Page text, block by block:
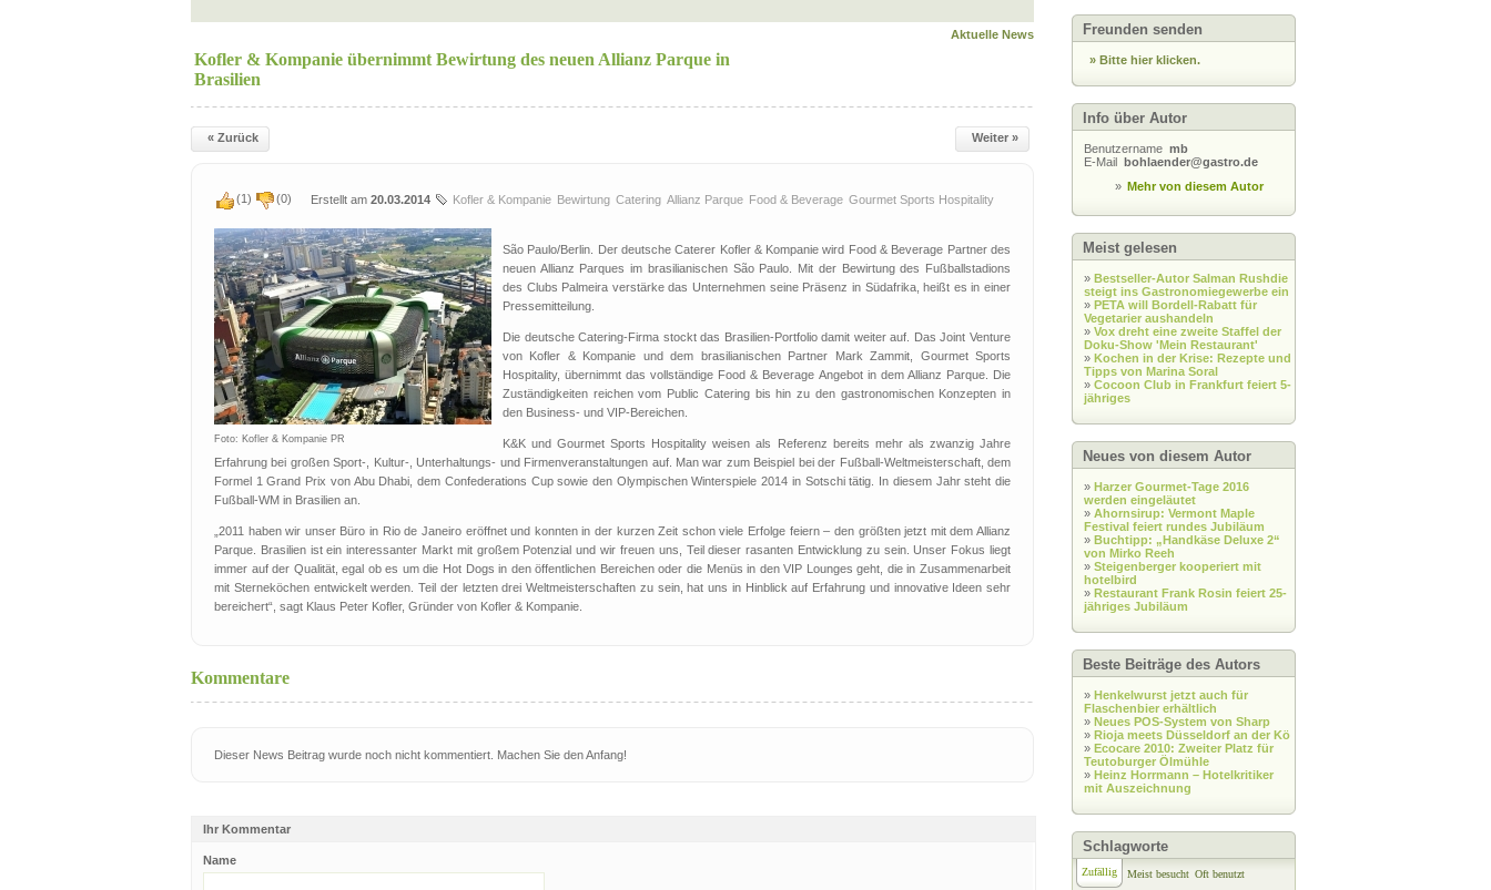
Aktuelle News
Kofler & Kompanie übernimmt Bewirtung des neuen Allianz Parque in
Brasilien
« Zurück Weiter »
(1) (0) Erstellt am 20.03.2014 Kofler & Kompanie Bewirtung Catering Allianz Parque Food & Beverage Gourmet Sports Hospitality
Foto: Kofler & Kompanie PR
São Paulo/Berlin. Der deutsche Caterer Kofler & Kompanie wird Food & Beverage Partner des
neuen Allianz Parques im brasilianischen São Paulo. Mit der Bewirtung des Fußballstadions
des Clubs Palmeira verstärke das Unternehmen seine Präsenz in Südafrika, heißt es in einer
Pressemitteilung.
Die deutsche Catering-Firma stockt das Brasilien-Portfolio damit weiter auf. Das Joint Venture
von Kofler & Kompanie und dem brasilianischen Partner Mark Zammit, Gourmet Sports
Hospitality, übernimmt das vollständige Food & Beverage Angebot in dem Allianz Parque. Die
Zuständigkeiten reichen vom Public Catering bis hin zu den gastronomischen Konzepten in
den Business- und VIP-Bereichen.
K&K und Gourmet Sports Hospitality weisen als Referenz bereits mehr als zwanzig Jahre
Erfahrung bei großen Sport-, Kultur-, Unterhaltungs- und Firmenveranstaltungen auf. Man war zum Beispiel bei der Fußball-Weltmeisterschaft, dem
Formel 1 Grand Prix von Abu Dhabi, dem Confederations Cup sowie den Olympischen Winterspiele 2014 in Sotschi tätig. In diesem Jahr steht die
Fußball-WM in Brasilien an.
„2011 haben wir unser Büro in Rio de Janeiro eröffnet und konnten in der kurzen Zeit schon viele Erfolge feiern – den größten jetzt mit dem Allianz
Parque. Brasilien ist ein interessanter Markt mit großem Potenzial und wir freuen uns, Teil dieser rasanten Entwicklung zu sein. Unser Fokus liegt
immer auf der Qualität, egal ob es um die Hot Dogs in den öffentlichen Bereichen oder die Menüs in den VIP Lounges geht, die in Zusammenarbeit
mit Sterneköchen entwickelt werden. Teil der letzten drei Weltmeisterschaften zu sein, hat uns in Hinblick auf Erfahrung und innovative Ideen sehr
bereichert“, sagt Klaus Peter Kofler, Gründer von Kofler & Kompanie.
Kommentare
Dieser News Beitrag wurde noch nicht kommentiert. Machen Sie den Anfang!
Ihr Kommentar
Name
Freunden senden
» Bitte hier klicken.
Info über Autor
Benutzername mb
E-Mail bohlaender@gastro.de
» Mehr von diesem Autor
Meist gelesen
» Bestseller-Autor Salman Rushdie
steigt ins Gastronomiegewerbe ein
» PETA will Bordell-Rabatt für
Vegetarier aushandeln
» Vox dreht eine zweite Staffel der
Doku-Show 'Mein Restaurant'
» Kochen in der Krise: Rezepte und
Tipps von Marina Soral
» Cocoon Club in Frankfurt feiert 5-
jähriges
Neues von diesem Autor
» Harzer Gourmet-Tage 2016
werden eingeläutet
» Ahornsirup: Vermont Maple
Festival feiert rundes Jubiläum
» Buchtipp: „Handkäse Deluxe 2“
von Mirko Reeh
» Steigenberger kooperiert mit
hotelbird
» Restaurant Frank Rosin feiert 25-
jähriges Jubiläum
Beste Beiträge des Autors
» Henkelwurst jetzt auch für
Flaschenbier erhältlich
» Neues POS-System von Sharp
» Rioja meets Düsseldorf an der Kö
» Ecocare 2010: Zweiter Platz für
Teutoburger Ölmühle
» Heinz Horrmann – Hotelkritiker
mit Auszeichnung
Schlagworte
Zufällig Meist besucht Oft benutzt